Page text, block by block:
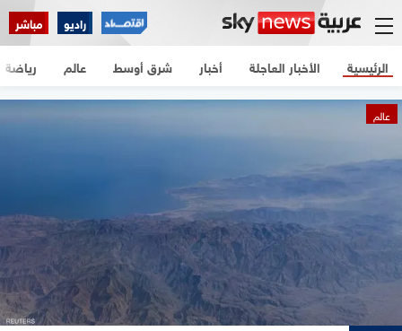
راديو مباشر
الرئيسية الأخبار العاجلة أخبار شرق أوسط عالم رياضة
عالم